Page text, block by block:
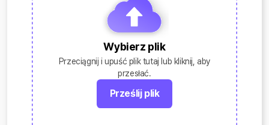
Wybierz plik
Przeciągnij i upuść plik tutaj lub kliknij, aby
przesłać.
Prześlij plik